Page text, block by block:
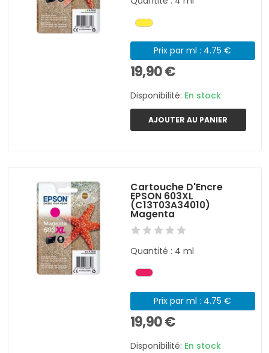
Prix par ml : 4.75 €
19,90 €
Disponibilité: En stock
AJOUTER AU PANIER
Cartouche D'Encre
EPSON 603XL
(C13T03A34010)
Magenta
Quantité : 4 ml
Prix par ml : 4.75 €
19,90 €
Disponibilité: En stock